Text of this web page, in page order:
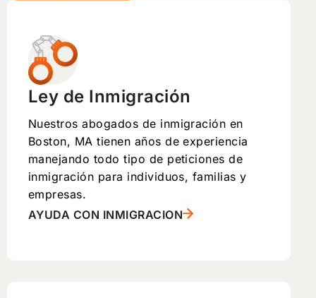
Ley de Inmigración
Nuestros abogados de inmigración en
Boston, MA tienen años de experiencia
manejando todo tipo de peticiones de
inmigración para individuos, familias y
empresas.
AYUDA CON INMIGRACION